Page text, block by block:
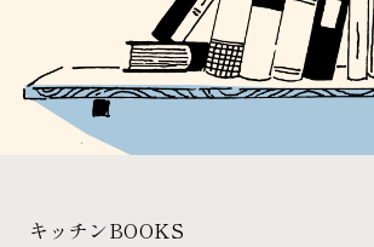
キッチンBOOKS